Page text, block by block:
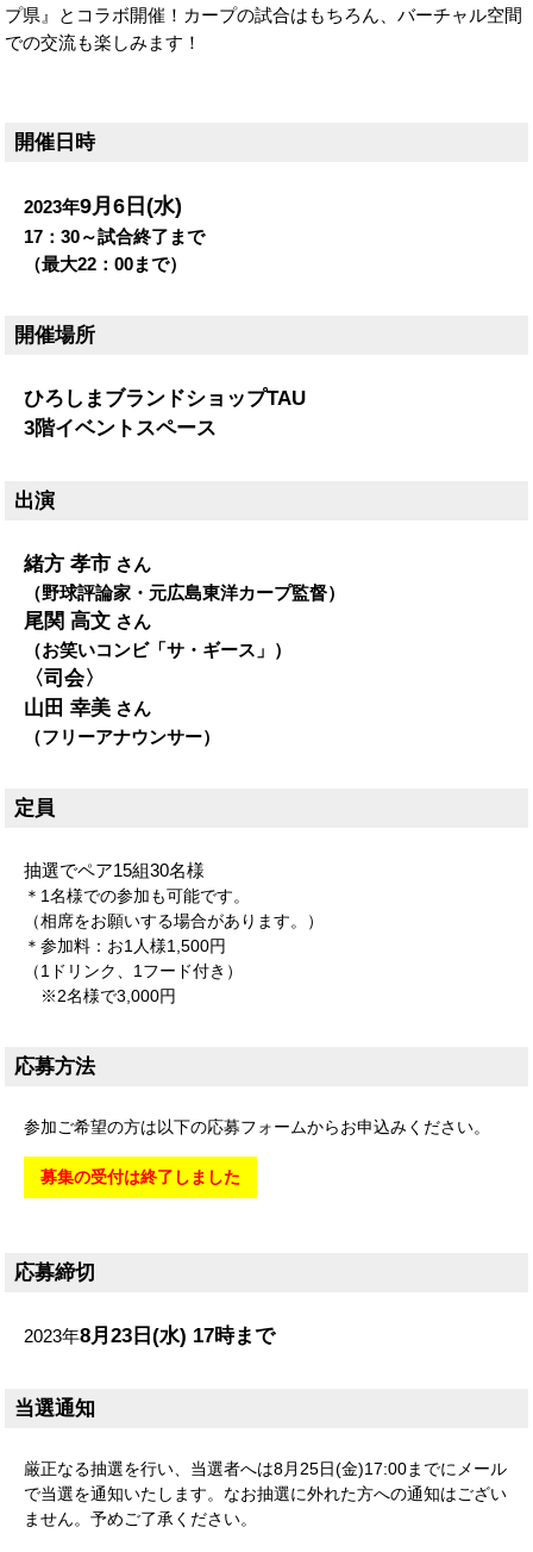
プ県』とコラボ開催！カープの試合はもちろん、バーチャル空間
での交流も楽しみます！
開催日時
2023年9月6日(水)
17：30～試合終了まで
（最大22：00まで）
開催場所
ひろしまブランドショップTAU
3階イベントスペース
出演
緒方 孝市 さん
（野球評論家・元広島東洋カープ監督）
尾関 高文 さん
（お笑いコンビ「サ・ギース」）
〈司会〉
山田 幸美 さん
（フリーアナウンサー）
定員
抽選でペア15組30名様
＊1名様での参加も可能です。
（相席をお願いする場合があります。）
＊参加料：お1人様1,500円
（1ドリンク、1フード付き）
※2名様で3,000円
応募方法
参加ご希望の方は以下の応募フォームからお申込みください。
募集の受付は終了しました
応募締切
2023年8月23日(水) 17時まで
当選通知
厳正なる抽選を⾏い、当選者へは8月25⽇(金)17:00までにメール
で当選を通知いたします。なお抽選に外れた⽅への通知はござい
ません。予めご了承ください。